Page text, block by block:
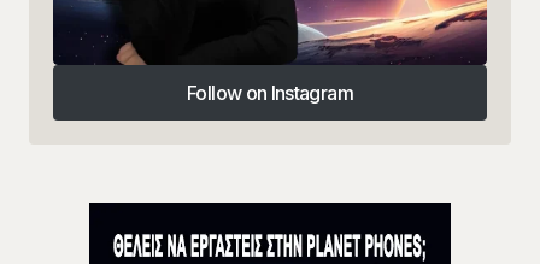
Follow on Instagram
Follow on Instagram